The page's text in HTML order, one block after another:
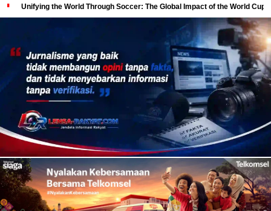
Unifying the World Through Soccer: The Global Impact of the World Cup